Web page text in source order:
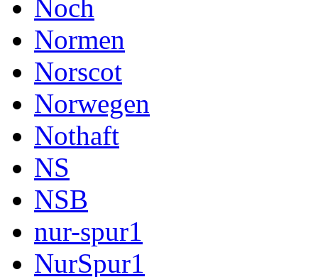
Noch
Normen
Norscot
Norwegen
Nothaft
NS
NSB
nur-spur1
NurSpur1